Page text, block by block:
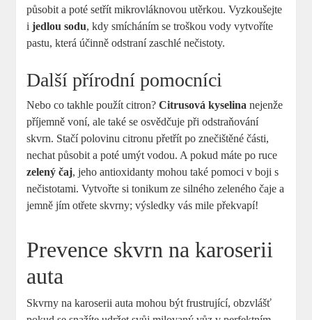
působit a poté setřít mikrovláknovou utěrkou. Vyzkoušejte
ijedlou sodu, kdy smícháním se troškou vody vytvoříte
pastu, která účinně odstraní zaschlé nečistoty.
Další přírodní pomocníci
Nebo co takhle použít citron?Citrusová kyselina nejenže
příjemně voní, ale také se osvědčuje při odstraňování
skvrn. Stačí polovinu citronu přetřít po znečištěné části,
nechat působit a poté umýt vodou. A pokud máte po ruce
zelený čaj, jeho antioxidanty mohou také pomoci v boji s
nečistotami. Vytvořte si tonikum ze silného zeleného čaje a
jemně jím otřete skvrny; výsledky vás mile překvapí!
Prevence skvrn na karoserii
auta
Skvrny na karoserii auta mohou být frustrující, obzvlášť